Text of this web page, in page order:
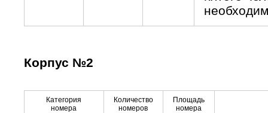
Корпус №2
Категория
номера
Количество
номеров
Площадь
номера